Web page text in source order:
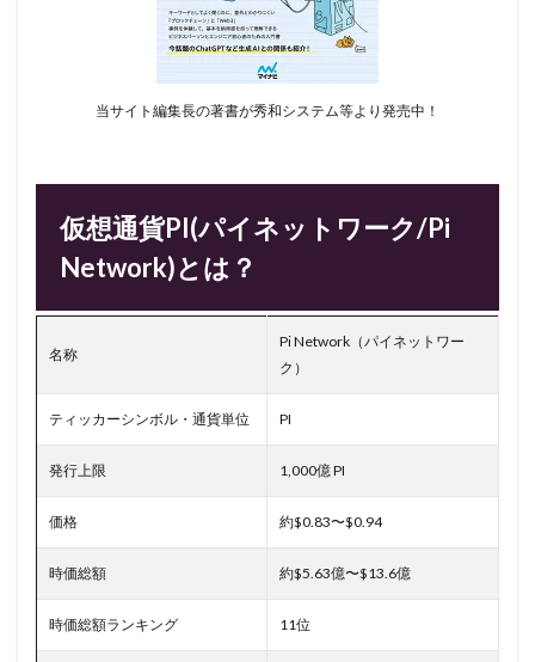
当サイト編集長の著書が秀和システム等より発売中！
仮想通貨PI(パイネットワーク/Pi
Network)とは？
名称
Pi Network（パイネットワー
ク）
ティッカーシンボル・通貨単位 PI
発行上限 1,000億 PI
価格 約$0.83〜$0.94
時価総額 約$5.63億〜$13.6億
時価総額ランキング 11位